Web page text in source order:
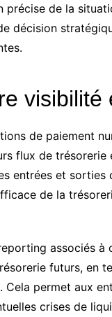
précise de la
décision
de paiement
flux de trésorerie
entrées et sorties
de la
associés
futurs, en
Cela permet aux
crises de